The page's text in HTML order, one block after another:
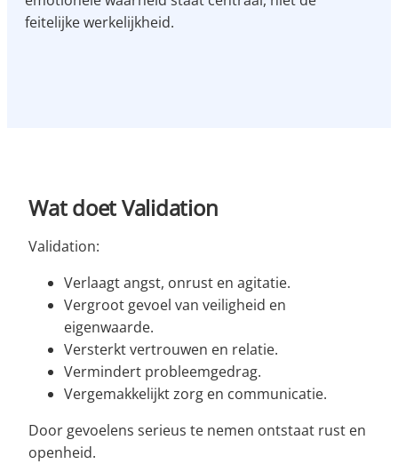
feitelijke werkelijkheid.
Wat doet Validation
Validation:
Verlaagt angst, onrust en agitatie.
Vergroot gevoel van veiligheid en
eigenwaarde.
Versterkt vertrouwen en relatie.
Vermindert probleemgedrag.
Vergemakkelijkt zorg en communicatie.
Door gevoelens serieus te nemen ontstaat rust en
openheid.